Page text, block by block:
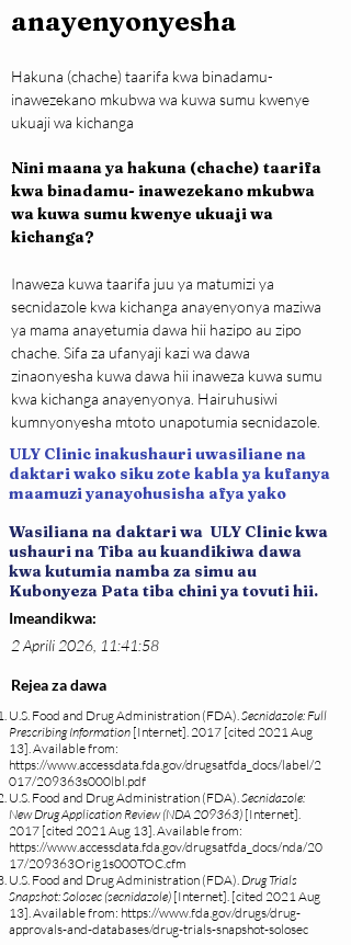
anayenyonyesha
Hakuna (chache) taarifa kwa binadamu-
inawezekano mkubwa wa kuwa sumu kwenye
ukuaji wa kichanga
Nini maana ya hakuna (chache) taarifa
kwa binadamu- inawezekano mkubwa
wa kuwa sumu kwenye ukuaji wa
kichanga?
Inaweza kuwa taarifa juu ya matumizi ya
secnidazole kwa kichanga anayenyonya maziwa
ya mama anayetumia dawa hii hazipo au zipo
chache. Sifa za ufanyaji kazi wa dawa
zinaonyesha kuwa dawa hii inaweza kuwa sumu
kwa kichanga anayenyonya. Hairuhusiwi
kumnyonyesha mtoto unapotumia secnidazole.
ULY Clinic inakushauri uwasiliane na
daktari wako siku zote kabla ya kufanya
maamuzi yanayohusisha afya yako
Wasiliana na daktari wa ULY Clinic kwa
ushauri na Tiba au kuandikiwa dawa
kwa kutumia namba za simu au
Kubonyeza Pata tiba chini ya tovuti hii.
Imeandikwa:
2 Aprili 2026, 11:41:58
Rejea za dawa
U.S. Food and Drug Administration (FDA).Secnidazole: Full
Prescribing Information [Internet]. 2017 [cited 2021 Aug
13]. Available from:
https://www.accessdata.fda.gov/drugsatfda_docs/label/2
017/209363s000lbl.pdf
U.S. Food and Drug Administration (FDA).Secnidazole:
New Drug Application Review (NDA 209363) [Internet].
2017 [cited 2021 Aug 13]. Available from:
https://www.accessdata.fda.gov/drugsatfda_docs/nda/20
17/209363Orig1s000TOC.cfm
U.S. Food and Drug Administration (FDA).Drug Trials
Snapshot: Solosec (secnidazole) [Internet]. [cited 2021 Aug
13]. Available from: https://www.fda.gov/drugs/drug-
approvals-and-databases/drug-trials-snapshot-solosec